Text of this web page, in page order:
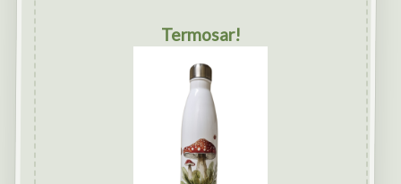
Termosar!